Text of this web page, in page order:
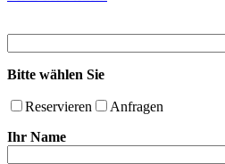
Bitte wählen Sie
Reservieren
Anfragen
Ihr Name